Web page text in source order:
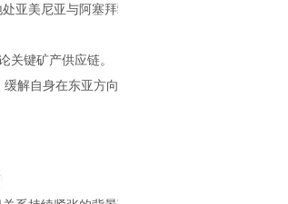
亚美尼亚与阿塞拜疆争
键矿产供应链。
解自身在东亚方向的地